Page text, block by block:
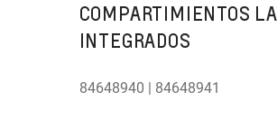
COMPARTIMIENTOS
INTEGRADOS
84648940 | 84648941